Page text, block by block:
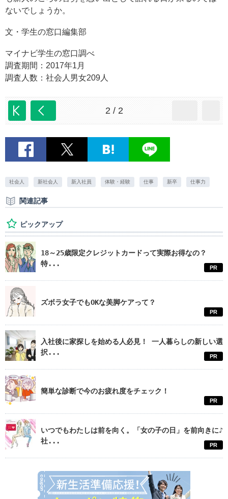
ないでしょうか。
文・学生の窓口編集部
マイナビ学生の窓口調べ
調査期間：2017年1月
調査人数：社会人男女209人
2 / 2
社会人 新社会人 新入社員 体験・経験 仕事 新卒 仕事力
関連記事
ピックアップ
18～25歳限定クレジットカードって実際お得なの？
特...
PR
ズボラ女子でもOKな美脚ケアって？
PR
入社後に家探しを始める人必見！ 一人暮らしの新しい選
択...
PR
簡単な診断で今のお疲れ度をチェック！
PR
いつでもわたしは前を向く。「女の子の日」を前向きに♪
社...
PR